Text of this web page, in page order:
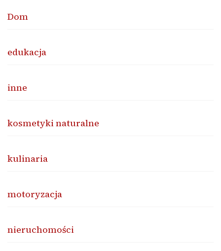
Dom
edukacja
inne
kosmetyki naturalne
kulinaria
motoryzacja
nieruchomości